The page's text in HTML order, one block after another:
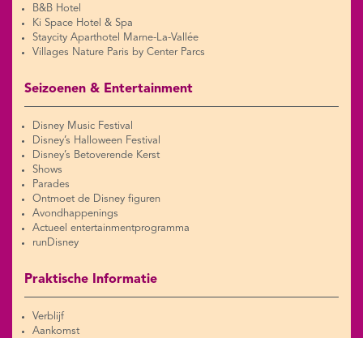
B&B Hotel
Ki Space Hotel & Spa
Staycity Aparthotel Marne-La-Vallée
Villages Nature Paris by Center Parcs
Seizoenen & Entertainment
Disney Music Festival
Disney’s Halloween Festival
Disney’s Betoverende Kerst
Shows
Parades
Ontmoet de Disney figuren
Avondhappenings
Actueel entertainmentprogramma
runDisney
Praktische Informatie
Verblijf
Aankomst